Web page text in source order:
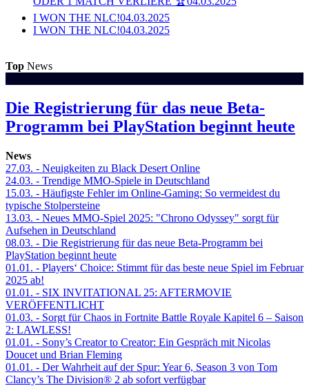
I WON THE NLC!04.03.2025
I WON THE NLC!04.03.2025
Top News
Die Registrierung für das neue Beta-
Programm bei PlayStation beginnt heute
News
27.03. - Neuigkeiten zu Black Desert Online
24.03. - Trendige MMO-Spiele in Deutschland
15.03. - Häufigste Fehler im Online-Gaming: So vermeidest du
typische Stolpersteine
13.03. - Neues MMO-Spiel 2025: "Chrono Odyssey" sorgt für
Aufsehen in Deutschland
08.03. - Die Registrierung für das neue Beta-Programm bei
PlayStation beginnt heute
01.01. - Players‘ Choice: Stimmt für das beste neue Spiel im Februar
2025 ab!
01.01. - SIX INVITATIONAL 25: AFTERMOVIE
VERÖFFENTLICHT
01.03. - Sorgt für Chaos in Fortnite Battle Royale Kapitel 6 – Saison
2: LAWLESS!
01.01. - Sony’s Creator to Creator: Ein Gespräch mit Nicolas
Doucet und Brian Fleming
01.01. - Der Wahrheit auf der Spur: Year 6, Season 3 von Tom
Clancy’s The Division® 2 ab sofort verfügbar